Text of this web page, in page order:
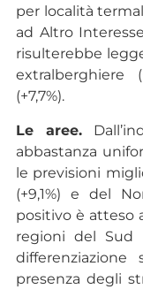
per località
ad Altro
risulterebbe
extralberghiere
(+7,7%).
Le aree.
abbastanza
le previsioni
(+9,1%) e del
positivo è atteso
regioni del Sud
presenza degli